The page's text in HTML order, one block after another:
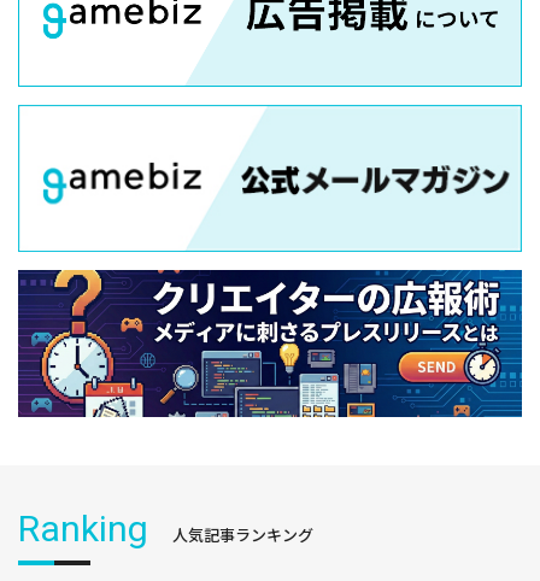
Ranking 人気記事ランキング